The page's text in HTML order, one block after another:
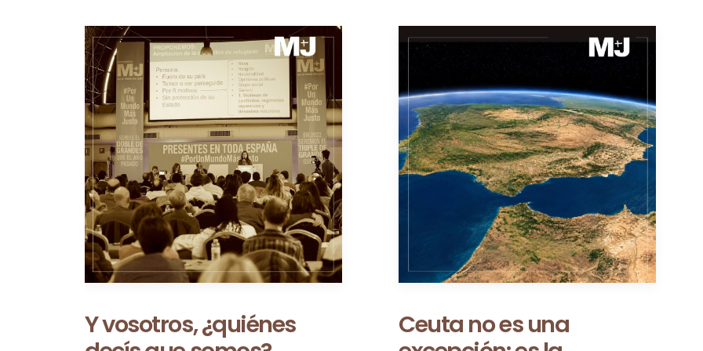
Ceuta no es una
Entre los puentes y las